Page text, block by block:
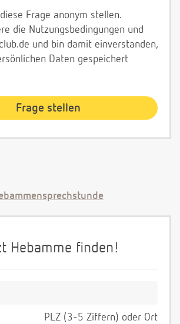
Frage anonym stellen.
die Nutzungsbedingungen und
und bin damit einverstanden,
Daten gespeichert
Hebamme finden!
PLZ (3-5 Ziffern) oder Ort